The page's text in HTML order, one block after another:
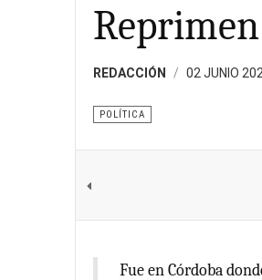
REDACCIÓN 02 JUNIO
POLÍTICA
Fue en Córdoba